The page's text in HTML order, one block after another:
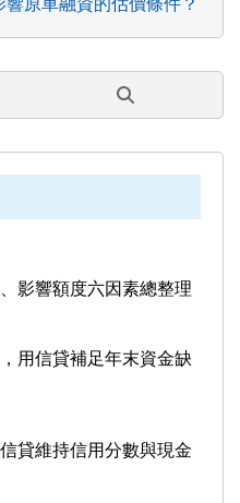
響原車融資的估價條件？
影響額度六因素總整理
用信貸補足年末資金缺
貸維持信用分數與現金